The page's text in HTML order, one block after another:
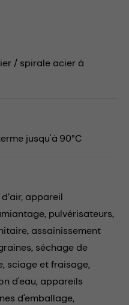
/ spirale acier à
jusqu'à 90°C
appareil
pulvérisateurs,
assainissement
séchage de
sciage et fraisage,
d'eau, appareils
d'emballage,